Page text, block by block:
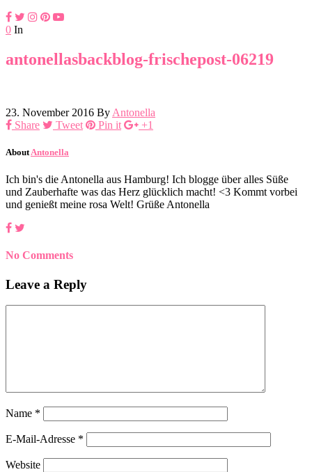
0 In
antonellasbackblog-frischepost-06219
23. November 2016 By Antonella
Share
Tweet Pin it +1
About Antonella
Ich bin's die Antonella aus Hamburg! Ich blogge über alles Süße
und Zauberhafte was das Herz glücklich macht! <3 Kommt vorbei
und genießt meine rosa Welt! Grüße Antonella
No Comments
Leave a Reply
Name *
E-Mail-Adresse *
Website